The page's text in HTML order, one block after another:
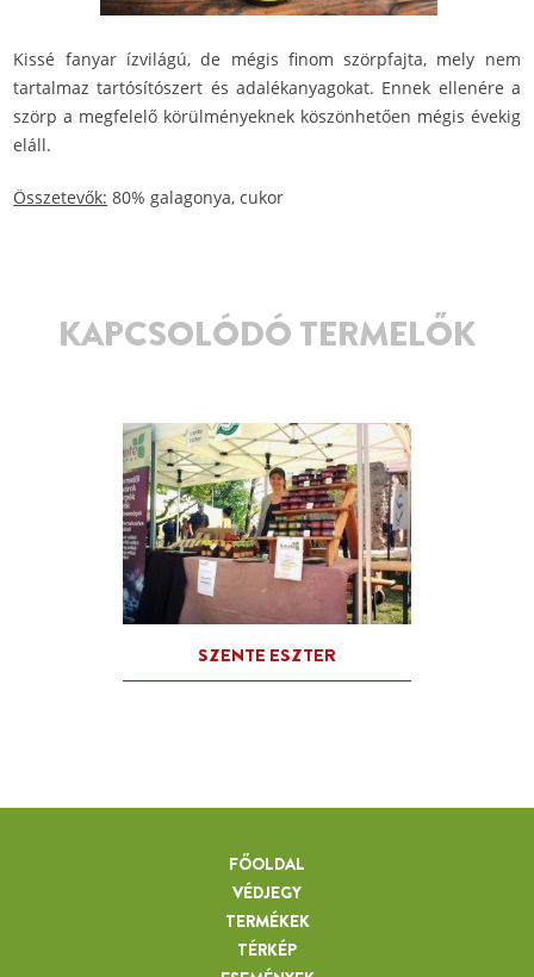
Kissé fanyar ízvilágú, de mégis finom szörpfajta, mely nem
tartalmaz tartósítószert és adalékanyagokat. Ennek ellenére a
szörp a megfelelő körülményeknek köszönhetően mégis évekig
eláll.
Összetevők: 80% galagonya, cukor
KAPCSOLÓDÓ TERMELŐK
FŐOLDAL
VÉDJEGY
TERMÉKEK
TÉRKÉP